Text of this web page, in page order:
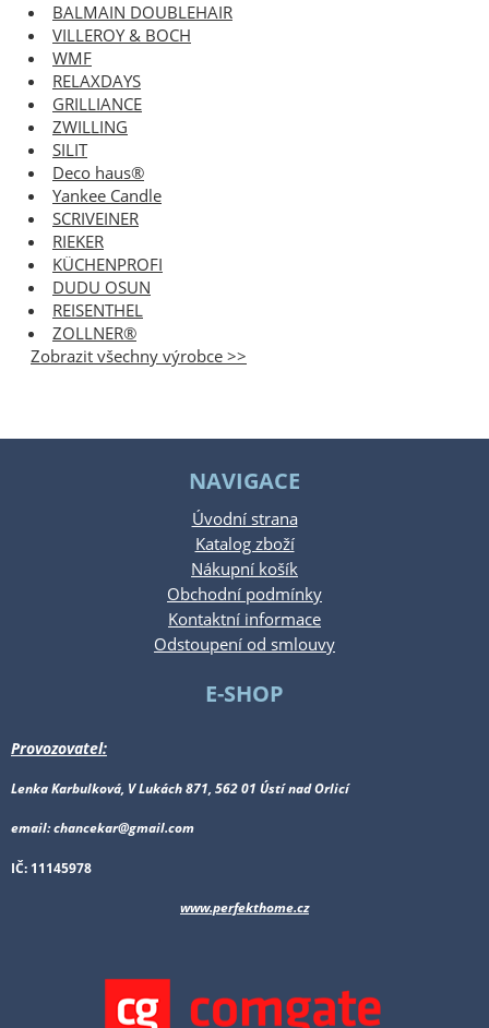
BALMAIN DOUBLEHAIR
VILLEROY & BOCH
WMF
RELAXDAYS
GRILLIANCE
ZWILLING
SILIT
Deco haus®
Yankee Candle
SCRIVEINER
RIEKER
KÜCHENPROFI
DUDU OSUN
REISENTHEL
ZOLLNER®
Zobrazit všechny výrobce >>
NAVIGACE
Úvodní strana
Katalog zboží
Nákupní košík
Obchodní podmínky
Kontaktní informace
Odstoupení od smlouvy
E-SHOP
Provozovatel:
Lenka Karbulková, V Lukách 871, 562 01 Ústí nad Orlicí
email: chancekar@gmail.com
IČ: 11145978
www.perfekthome.cz